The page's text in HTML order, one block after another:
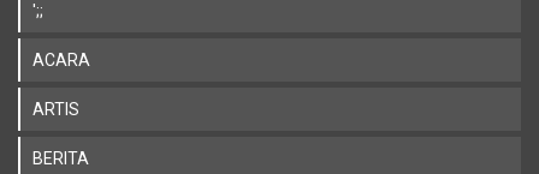
';;
ACARA
ARTIS
BERITA